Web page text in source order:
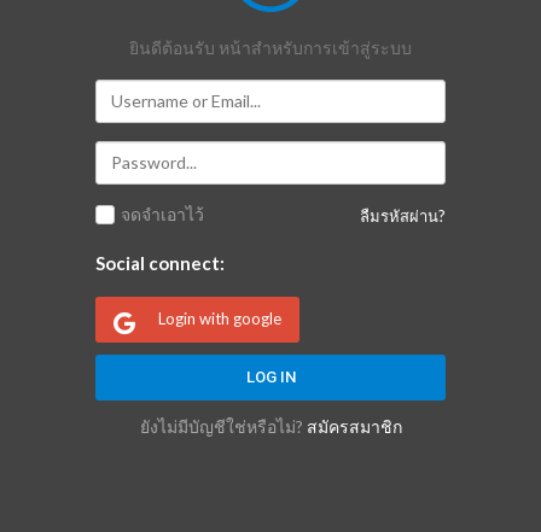
ยินดีต้อนรับ หน้าสำหรับการเข้าสู่ระบบ
ลืมรหัสผ่าน?
จดจำเอาไว้
Social connect:
Login with google
ยังไม่มีบัญชีใช่หรือไม่? สมัครสมาชิก